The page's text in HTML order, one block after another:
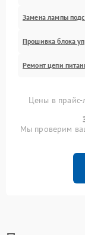
Замена лампы
Прошивка блока
Ремонт цепи
Цены в прайс-
Мы проверим